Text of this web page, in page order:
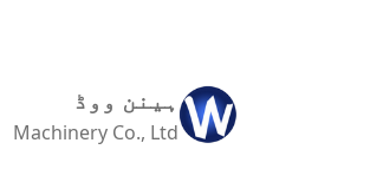
ہینن ووڈ
Machinery Co., Ltd